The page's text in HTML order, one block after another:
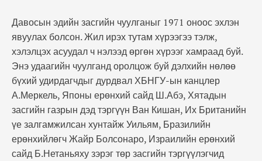
Давосын эдийн засгийн чуулганыг 1971 оноос эхлэн
явуулах болсон. Жил ирэх тутам хүрээгээ тэлж,
хэлэлцэх асуудал ч нэлээд өргөн хүрээг хамраад буй.
Энэ удаагийн чуулганд оролцож буй дэлхийн нөлөө
бүхий удирдагчдыг дурдвал ХБНГУ-ын канцлер
А.Меркель, Японы ерөнхий сайд Ш.Абэ, Хятадын
засгийн газрын дэд тэргүүн Ван Кишан, Их Британийн
үе залгамжилсан хунтайж Уильям, Бразилийн
ерөнхийлөгч Жайр Болсонаро, Израилийн ерөнхий
сайд Б.Нетаньяху зэрэг төр засгийн тэргүүлэгчид